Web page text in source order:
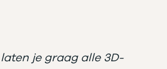
je graag alle 3D-